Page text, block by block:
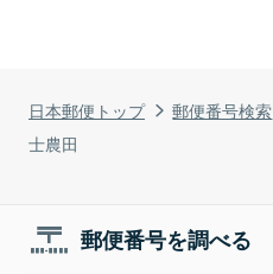
日本郵便トップ 郵便番号検索
士農田
郵便番号を調べる